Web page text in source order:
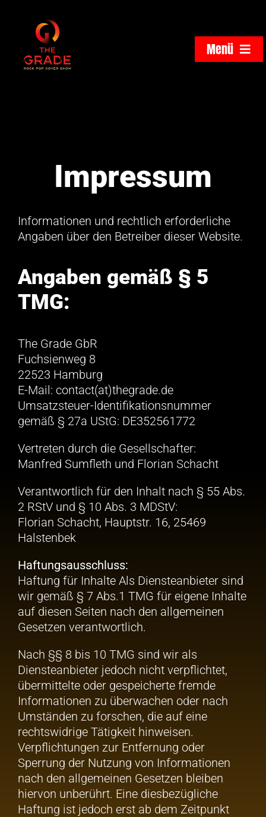
springen
Menü
The GRADE Hotel
Termine
Kontakt
Menü
The GRADE Hotel
Termine
Kontakt
Impressum
Informationen und rechtlich erforderliche
Angaben über den Betreiber dieser Website.
Angaben gemäß § 5
TMG:
The Grade GbR
Fuchsienweg 8
22523 Hamburg
E-Mail: contact(at)thegrade.de
Umsatzsteuer-Identifikationsnummer
gemäß § 27a UStG: DE352561772
Vertreten durch die Gesellschafter:
Manfred Sumfleth und Florian Schacht
Verantwortlich für den Inhalt nach § 55 Abs.
2 RStV und § 10 Abs. 3 MDStV:
Florian Schacht, Hauptstr. 16, 25469
Halstenbek
Haftungsausschluss:
Haftung für Inhalte Als Diensteanbieter sind
wir gemäß § 7 Abs.1 TMG für eigene Inhalte
auf diesen Seiten nach den allgemeinen
Gesetzen verantwortlich.
Nach §§ 8 bis 10 TMG sind wir als
Diensteanbieter jedoch nicht verpflichtet,
übermittelte oder gespeicherte fremde
Informationen zu überwachen oder nach
Umständen zu forschen, die auf eine
rechtswidrige Tätigkeit hinweisen.
Verpflichtungen zur Entfernung oder
Sperrung der Nutzung von Informationen
nach den allgemeinen Gesetzen bleiben
hiervon unberührt. Eine diesbezügliche
Haftung ist jedoch erst ab dem Zeitpunkt